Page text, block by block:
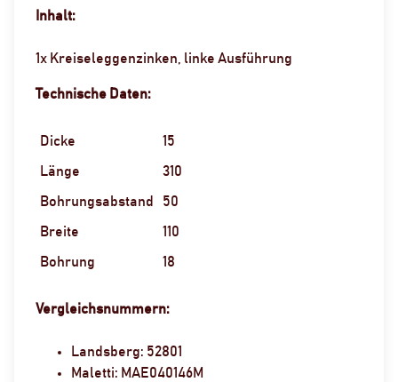
Inhalt:
1x Kreiseleggenzinken, linke Ausführung
Technische Daten:
Dicke 15
Länge 310
Bohrungsabstand 50
Breite 110
Bohrung 18
Vergleichsnummern:
Landsberg: 52801
Maletti: MAE040146M